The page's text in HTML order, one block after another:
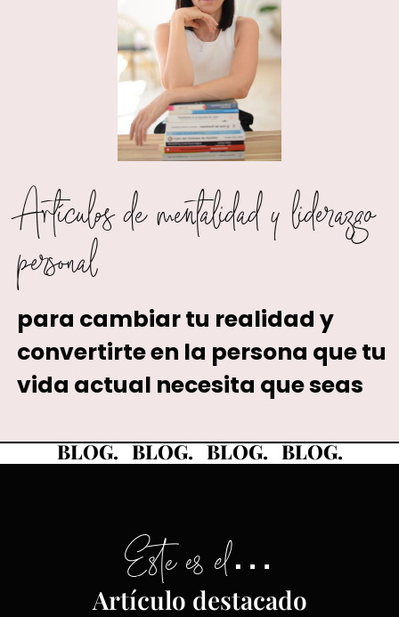
Artículos de mentalidad y liderazgo
personal
para cambiar tu realidad y
convertirte en la persona que tu
vida actual necesita que seas
BLOG. BLOG. BLOG. BLOG.
Este es el…
Artículo destacado